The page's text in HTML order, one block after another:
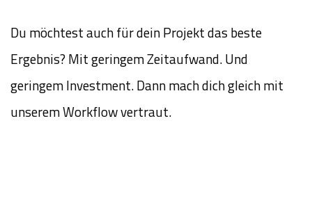
Du möchtest auch für dein Projekt das beste
Ergebnis? Mit geringem Zeitaufwand. Und
geringem Investment. Dann mach dich gleich mit
unserem Workflow vertraut.